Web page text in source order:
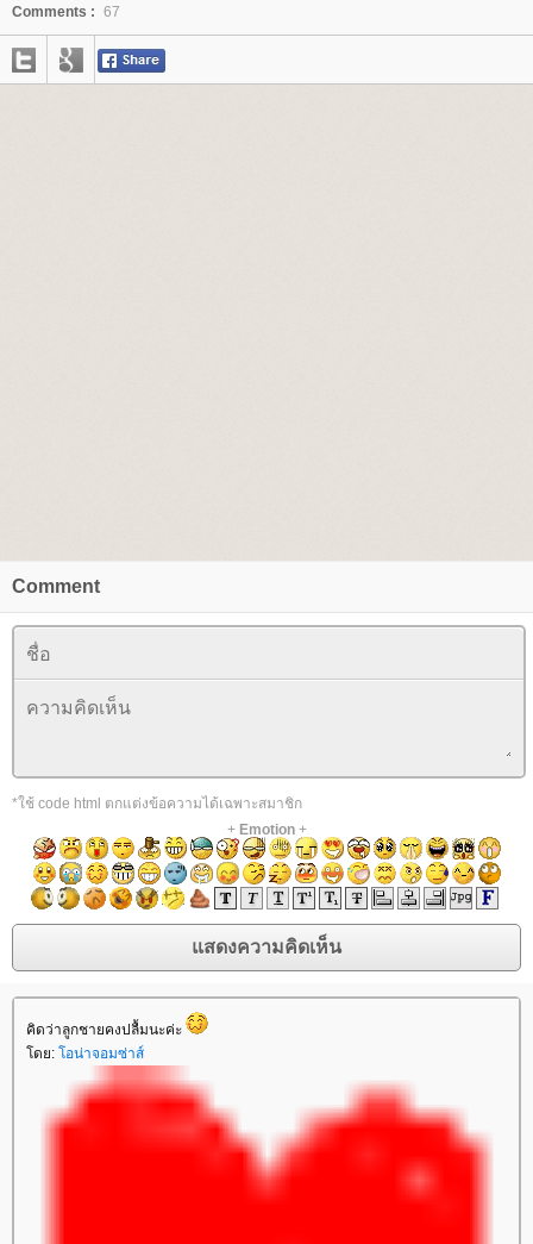
Comments : 67
Comment
*ใช้ code html ตกแต่งข้อความได้เฉพาะสมาชิก
+ Emotion+
คิดว่าลูกชายคงปลื้มนะค่ะ
ดย: อน่าจอมซ่าส์